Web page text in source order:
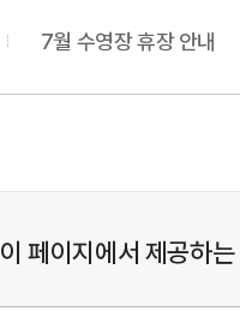
7월 수영장 휴장 안내
이 페이지에서 제공하